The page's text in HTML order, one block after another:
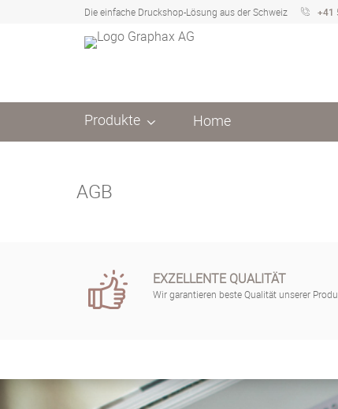
Die einfache Druckshop-Lösung aus der Schweiz +41
Produkte Home
AGB
EXZELLENTE QUALITÄT
Wir garantieren beste Qualität unserer